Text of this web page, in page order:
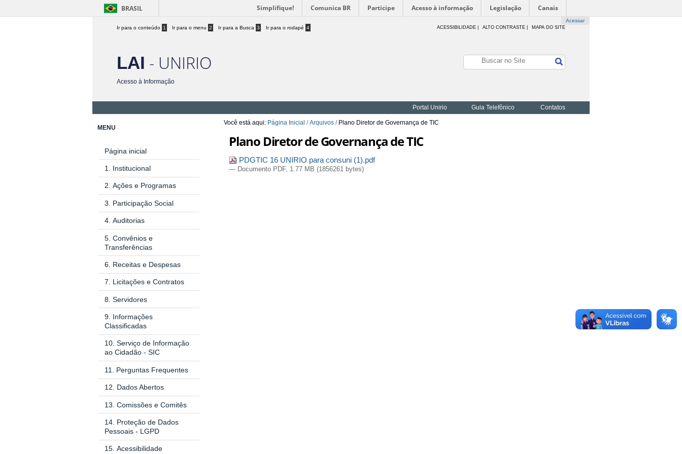
BRASIL Simplifique! Comunica BR Participe Acesso à informação Legislação Canais
Acessar
Ir para o conteúdo 1 Ir para o menu 2 Ir para a Busca 3 Ir para o rodapé 4 ACESSIBILIDADE ALTO CONTRASTE | MAPA DO SITE
LAI - UNIRIO
Acesso à Informação
Portal Unirio Guia Telefônico Contatos
Você está aqui: Página Inicial /Arquivos / Plano Diretor de Governança de TIC
Plano Diretor de Governança de TIC
PDGTIC 16 UNIRIO para consuni (1).pdf
— Documento PDF, 1.77 MB (1856261 bytes)
MENU
Página inicial
1. Institucional
2. Ações e Programas
3. Participação Social
4. Auditorias
5. Convênios e
Transferências
6. Receitas e Despesas
7. Licitações e Contratos
8. Servidores
9. Informações
Classificadas
10. Serviço de Informação
ao Cidadão - SIC
11. Perguntas Frequentes
12. Dados Abertos
13. Comissões e Comitês
14. Proteção de Dados
Pessoais - LGPD
15. Acessibilidade